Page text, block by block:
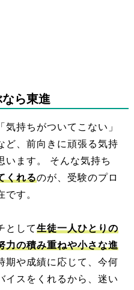
ら東進
持ちがついてこない」
ど、前向きに頑張る気持
います。 そんな気持ち
くれるのが、受験のプロ
す。
として生徒一人ひとりの
力の積み重ねや小さな進
期や成績に応じて、今何
イスをくれるから、迷い